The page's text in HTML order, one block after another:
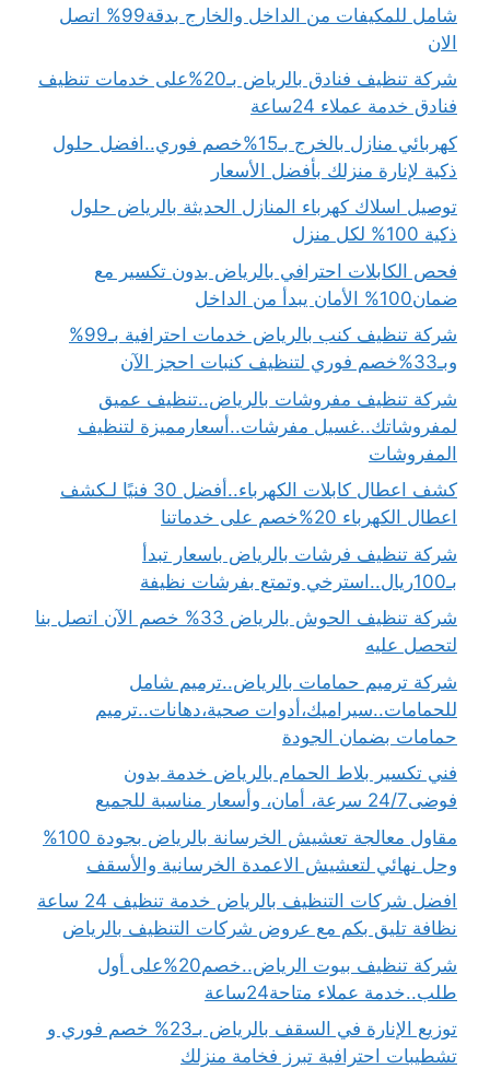
شامل للمكيفات من الداخل والخارج بدقة99% اتصل
الان
شركة تنظيف فنادق بالرياض بـ20%على خدمات تنظيف
فنادق خدمة عملاء 24ساعة
كهربائي منازل بالخرج بـ15%خصم فوري..افضل حلول
ذكية لإنارة منزلك بأفضل الأسعار
توصيل اسلاك كهرباء المنازل الحديثة بالرياض حلول
ذكية 100% لكل منزل
فحص الكابلات احترافي بالرياض بدون تكسير مع
ضمان100% الأمان يبدأ من الداخل
شركة تنظيف كنب بالرياض خدمات احترافية بـ99%
وبـ33%خصم فوري لتنظيف كنبات احجز الآن
شركة تنظيف مفروشات بالرياض..تنظيف عميق
لمفروشاتك..غسيل مفرشات..أسعارمميزة لتنظيف
المفروشات
كشف اعطال كابلات الكهرباء..أفضل 30 فنيًا لـكشف
اعطال الكهرباء 20%خصم على خدماتنا
شركة تنظيف فرشات بالرياض باسعار تبدأ
بـ100ريال..استرخي وتمتع بفرشات نظيفة
شركة تنظيف الحوش بالرياض 33% خصم الآن اتصل بنا
لتحصل عليه
شركة ترميم حمامات بالرياض..ترميم شامل
للحمامات..سيراميك،أدوات صحية،دهانات..ترميم
حمامات بضمان الجودة
فني تكسير بلاط الحمام بالرياض خدمة بدون
فوضى24/7 سرعة، أمان، وأسعار مناسبة للجميع
مقاول معالجة تعشيش الخرسانة بالرياض بجودة 100%
وحل نهائي لتعشيش الاعمدة الخرسانية والأسقف
افضل شركات التنظيف بالرياض خدمة تنظيف 24 ساعة
نظافة تليق بكم مع عروض شركات التنظيف بالرياض
شركة تنظيف بيوت الرياض..خصم20%على أول
طلب..خدمة عملاء متاحة24ساعة
توزيع الإنارة في السقف بالرياض بـ23% خصم فوري و
تشطيبات احترافية تبرز فخامة منزلك